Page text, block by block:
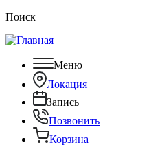
Поиск
Меню
Локация
Запись
Позвонить
Корзина